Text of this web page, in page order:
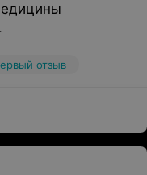
отзыв